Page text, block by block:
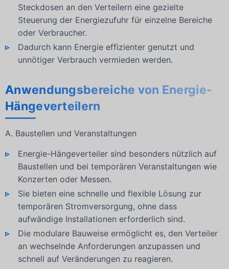
Steckdosen an den Verteilern eine gezielte
Steuerung der Energiezufuhr für einzelne Bereiche
oder Verbraucher.
Dadurch kann Energie effizienter genutzt und
unnötiger Verbrauch vermieden werden.
Anwendungsbereiche von Energie-
Hängeverteilern
A. Baustellen und Veranstaltungen
Energie-Hängeverteiler sind besonders nützlich auf
Baustellen und bei temporären Veranstaltungen wie
Konzerten oder Messen.
Sie bieten eine schnelle und flexible Lösung zur
temporären Stromversorgung, ohne dass
aufwändige Installationen erforderlich sind.
Die modulare Bauweise ermöglicht es, den Verteiler
an wechselnde Anforderungen anzupassen und
schnell auf Veränderungen zu reagieren.